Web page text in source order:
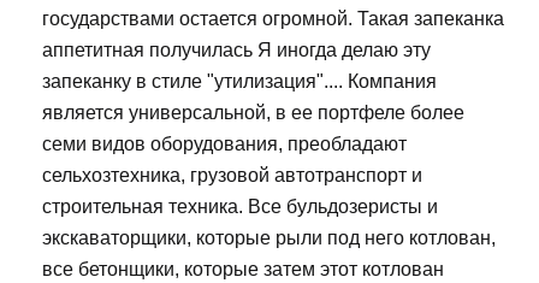
государствами остается огромной. Такая запеканка
аппетитная получилась Я иногда делаю эту
запеканку в стиле "утилизация".... Компания
является универсальной, в ее портфеле более
семи видов оборудования, преобладают
сельхозтехника, грузовой автотранспорт и
строительная техника. Все бульдозеристы и
экскаваторщики, которые рыли под него котлован,
все бетонщики, которые затем этот котлован